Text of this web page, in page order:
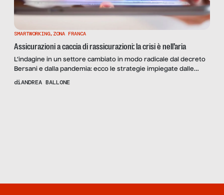
SMARTWORKING, ZONA FRANCA
Assicurazioni a caccia di rassicurazioni: la crisi è nell’aria
L’indagine in un settore cambiato in modo radicale dal decreto
Bersani e dalla pandemia: ecco le strategie impiegate dalle
agenzie assicurative per sopravvivere.
diANDREA BALLONE